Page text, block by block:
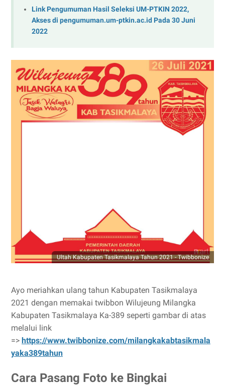
Link Pengumuman Hasil Seleksi UM-PTKIN 2022,
Akses di pengumuman.um-ptkin.ac.id Pada 30 Juni
2022
Ultah Kabupaten Tasikmalaya Tahun 2021 - Twibbonize
Ayo meriahkan ulang tahun Kabupaten Tasikmalaya
2021 dengan memakai twibbon Wilujeung Milangka
Kabupaten Tasikmalaya Ka-389 seperti gambar di atas
melalui link
=> https://www.twibbonize.com/milangkakabtasikmala
yaka389tahun
Cara Pasang Foto ke Bingkai